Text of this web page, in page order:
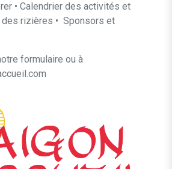
• Calendrier des activités et
des rizières • ​Sponsors et
formulaire ou à